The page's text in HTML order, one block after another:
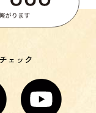
ェック